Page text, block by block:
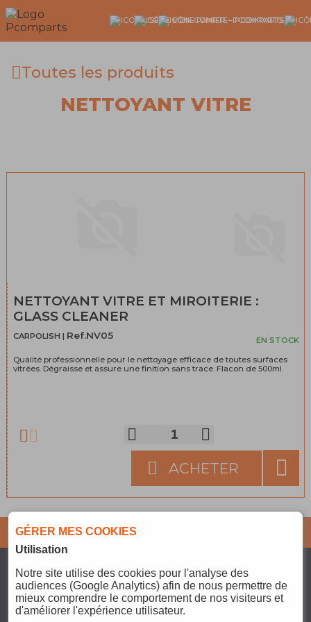
Toutes les produits
NETTOYANT VITRE
NETTOYANT VITRE ET MIROITERIE :
GLASS CLEANER
CARPOLISH | Ref.NV05 EN STOCK
Qualité professionnelle pour le nettoyage efficace de toutes surfaces
vitrées. Dégraisse et assure une finition sans trace. Flacon de 500ml.
ACHETER
Abonnez-vous pour ne
rater aucune info !
CONTACT@PCOMPARTS.FR SERVICES
GÉRER MES COOKIES
Utilisation
Notre site utilise des cookies pour l'analyse des
audiences (Google Analytics) afin de nous permettre de
mieux comprendre le comportement de nos visiteurs et
d'améliorer l'expérience utilisateur.